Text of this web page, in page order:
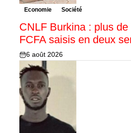
Economie Société
CNLF Burkina : plus
FCFA saisis en deux
6 août 2026